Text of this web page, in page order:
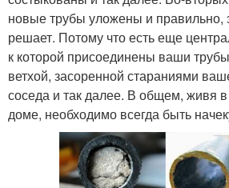
новые трубы уложены и правильно,
решает. Потому что есть еще
к которой присоединены ваши
ветхой, засоренной стараниями
соседа и так далее. В общем, живя
доме, необходимо всегда быть